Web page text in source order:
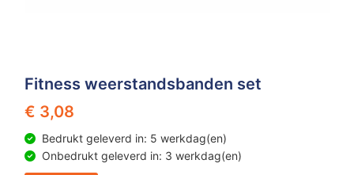
Fitness weerstandsbanden set
€ 3,08
Bedrukt geleverd in: 5 werkdag(en)
Onbedrukt geleverd in: 3 werkdag(en)